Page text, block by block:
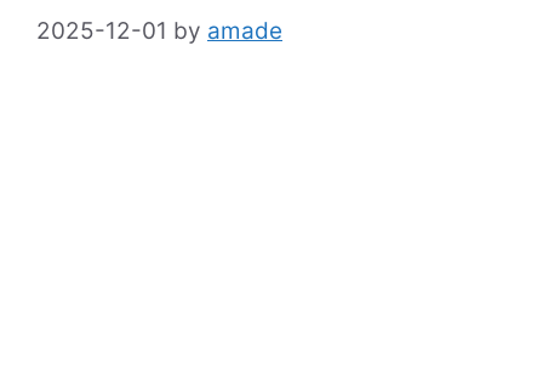
2025-12-01 by amade